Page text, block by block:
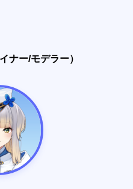
ナー/モデラー）